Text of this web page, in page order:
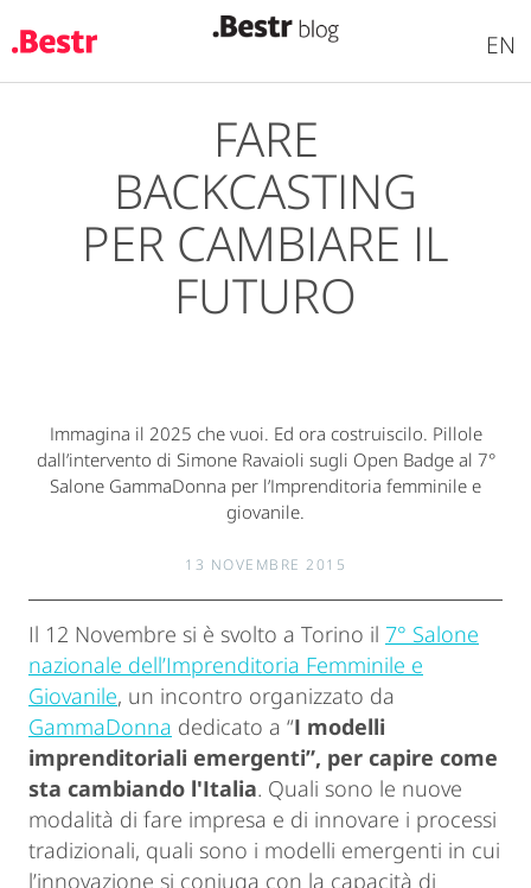
EN
FARE
BACKCASTING
PER CAMBIARE IL
FUTURO
Immagina il 2025 che vuoi. Ed ora costruiscilo. Pillole
dall’intervento di Simone Ravaioli sugli Open Badge al 7°
Salone GammaDonna per l’Imprenditoria femminile e
giovanile.
13 NOVEMBRE 2015
Il 12 Novembre si è svolto a Torino il 7° Salone
nazionale dell’Imprenditoria Femminile e
Giovanile, un incontro organizzato da
GammaDonna dedicato a “I modelli
imprenditoriali emergenti”, per capire come
sta cambiando l'Italia. Quali sono le nuove
modalità di fare impresa e di innovare i processi
tradizionali, quali sono i modelli emergenti in cui
l’innovazione si coniuga con la capacità di